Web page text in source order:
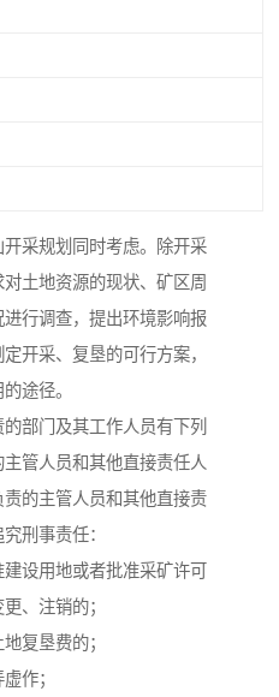
采规划同时考虑。除开采
土地资源的现状、矿区周
行调查，提出环境影响报
开采、复垦的可行方案，
途径。
部门及其工作人员有下列
管人员和其他直接责任人
的主管人员和其他直接责
刑事责任：
设用地或者批准采矿许可
、注销的；
复垦费的；
作；